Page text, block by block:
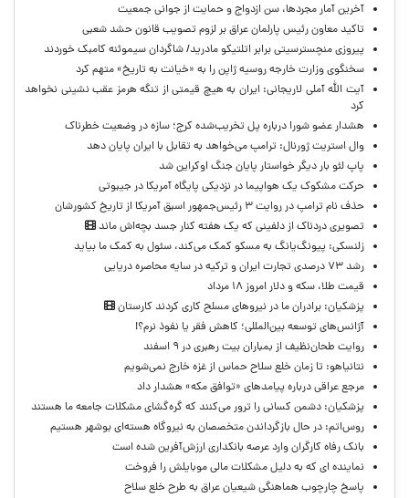
آخرین آمار مجردها، سن ازدواج و حمایت از جوانی جمعیت
تاکید معاون رئیس پارلمان عراق بر لزوم تصویب قانون حشد شعبی
پیروزی منچسترسیتی برابر اتلتیکو مادرید/ شاگردان سیموئنه کامبک خوردند
سخنگوی وزارت خارجه روسیه ژاپن را به «خیانت به تاریخ» متهم کرد
آیت الله آملی لاریجانی: ایران به هیچ قیمتی از تنگه هرمز عقب نشینی نخواهد
کرد
هشدار عضو شورا درباره پل تخریب‌شده کرج؛ سازه در وضعیت خطرناک
وال‌ استریت ژورنال: ترامپ می‌خواهد به تقابل با ایران پایان دهد
پاپ لئو بار دیگر خواستار پایان جنگ اوکراین شد
حرکت مشکوک یک هواپیما در نزدیکی پایگاه آمریکا در جیبوتی
حذف نام ترامپ در روایت ۳ رئیس‌جمهور اسبق آمریکا از تاریخ کشورشان
تصویری دردناک از دلفینی که یک هفته کنار جسد بچه‌اش ماند
زلنسکی: پیونگ‌یانگ به مسکو کمک می‌کند، سئول به کمک ما بیاید
رشد ۷۳ درصدی تجارت ایران و ترکیه در سایه محاصره دریایی
قیمت طلا، سکه و دلار امروز ۱۸ مرداد
پزشکیان: برادران ما در نیروهای مسلح کاری کردند کارستان
آژانس‌های توسعه بین‌المللی؛ کاهش فقر یا نفوذ نرم؟!
روایت طحان‌نظیف از بمباران بیت رهبری در ۹ اسفند
نتانیاهو: تا زمان خلع سلاح حماس از غزه خارج نمی‌شویم
مرجع عراقی درباره پیامدهای «توافق مکه» هشدار داد
پزشکیان: دشمن کسانی را ترور می‌کنند که گره‌گشای مشکلات جامعه ما هستند
روس‌اتم: در حال بازگرداندن متخصصان به نیروگاه هسته‌ای بوشهر هستیم
بانک رفاه کارگران وارد عرصه بانکداری ارزش‌آفرین شده است
نماینده ای که به دلیل مشکلات مالی موبایلش را فروخت
پاسخ چارچوب هماهنگی شیعیان عراق به طرح خلع سلاح